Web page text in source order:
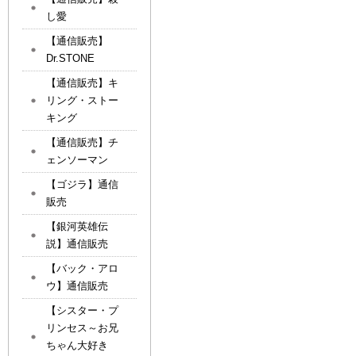
し愛
【通信販売】
Dr.STONE
【通信販売】キ
リング・ストー
キング
【通信販売】チ
ェンソーマン
【ゴジラ】通信
販売
【銀河英雄伝
説】通信販売
【バック・アロ
ウ】通信販売
【シスター・プ
リンセス～お兄
ちゃん大好き